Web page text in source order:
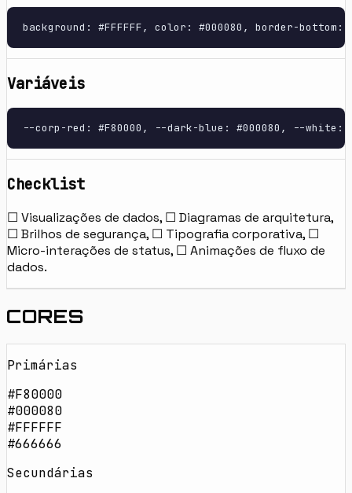
background: #FFFFFF, color: #000080, border-
Variáveis
--corp-red: #F80000, --dark-blue: #000080, --
Checklist
☐ Visualizações de dados, ☐ Diagramas de arquitetura,
☐ Brilhos de segurança, ☐ Tipografia corporativa, ☐
Micro-interações de status, ☐ Animações de fluxo de
dados.
CORES
Primárias
#F80000
#000080
#FFFFFF
#666666
Secundárias